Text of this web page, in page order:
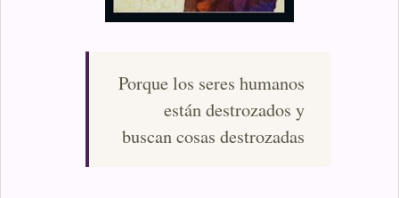
Porque los seres humanos
están destrozados y
buscan cosas destrozadas